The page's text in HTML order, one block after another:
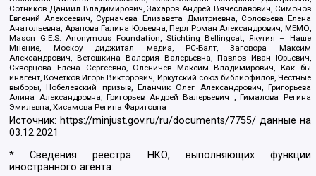
Сотников Даниил Владимирович, Захаров Андрей Вячеславович, Симонов
Евгений Алексеевич, Сурначева Елизавета Дмитриевна, Соловьева Елена
Анатольевна, Арапова Галина Юрьевна, Перл Роман Александрович, МЕМО,
Mason G.E.S. Anonymous Foundation, Stichting Bellingcat, Якутия – Наше
Мнение, Москоу диджитал медиа, РС-Балт, Заговора Максим
Александрович, Ветошкина Валерия Валерьевна, Павлов Иван Юрьевич,
Скворцова Елена Сергеевна, Оленичев Максим Владимирович, Как бы
инагент, Кочетков Игорь Викторович, Иркутский союз библиофилов, Честные
выборы, Нобелевский призыв, Еланчик Олег Александрович, Григорьева
Алина Александровна, Григорьев Андрей Валерьевич , Гималова Регина
Эмилевна, Хисамова Регина Фаритовна
Источник:https://minjust.gov.ru/ru/documents/7755/ данные на
03.12.2021
* Сведения реестра НКО, выполняющих функции
иностранного агента: